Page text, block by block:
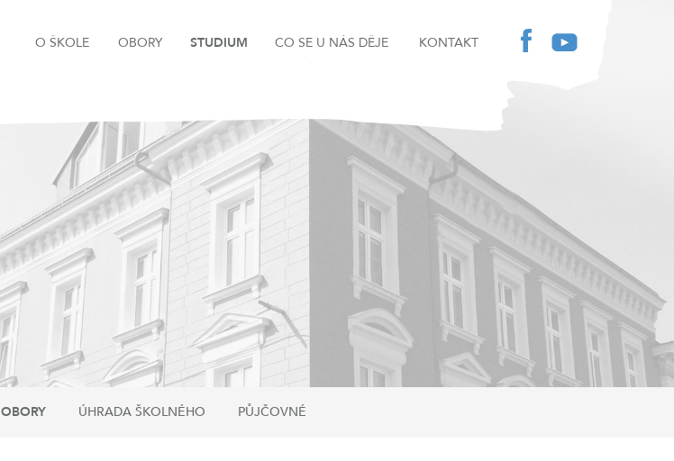
O ŠKOLE OBORY STUDIUM CO SE U NÁS DĚJE KONTAKT
OBORY ÚHRADA ŠKOLNÉHO PŮJČOVNÉ